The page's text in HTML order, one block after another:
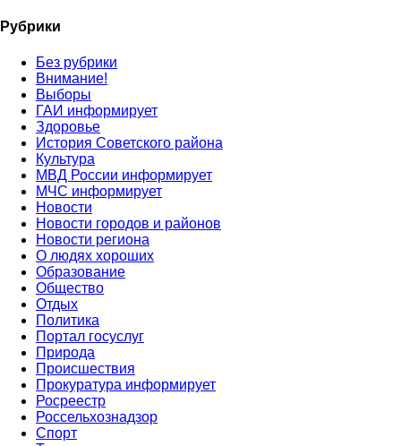
Рубрики
Без рубрики
Внимание!
Выборы
ГАИ информирует
Здоровье
История Советского района
Культура
МВД России информирует
МЧС информирует
Новости
Новости городов и районов
Новости региона
О людях хороших
Образование
Общество
Отдых
Политика
Портал госуслуг
Природа
Происшествия
Прокуратура информирует
Росреестр
Россельхознадзор
Спорт